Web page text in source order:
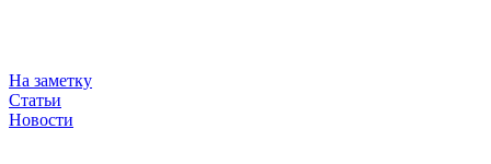
На заметку
Статьи
Новости